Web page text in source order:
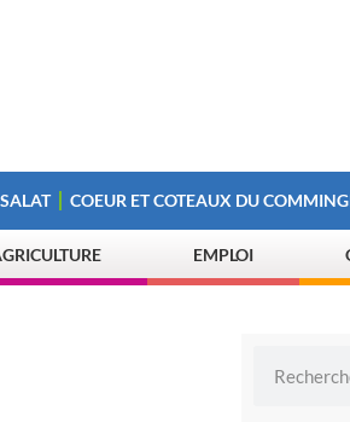
COEUR ET COTEAUX DU
EMPLOI